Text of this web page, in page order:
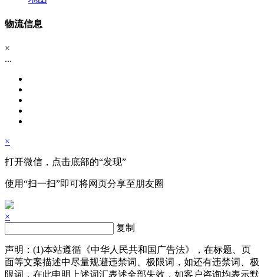
物流信息
×
...
×
打开微信，点击底部的“发现”
使用“扫一扫”即可将网页分享至朋友圈
×
复制
声明：(1)本站遵循《中华人民共和国广告法》，在标题、页
面等文案描述中尽量规避违禁词、极限词，如还有违禁词、极
限词，在此申明上述词汇表述全部失效，如客户咨询均表示默